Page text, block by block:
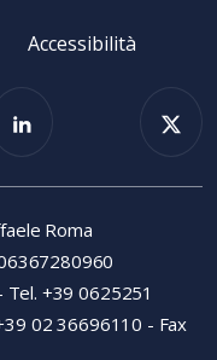
Accessibilità
Roma
Tel. +39 0625251
02 36696110 - Fax